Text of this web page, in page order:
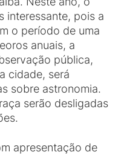
interessante, pois a
o período de uma
anuais, a
pública,
cidade, será
sobre astronomia.
serão desligadas
apresentação de